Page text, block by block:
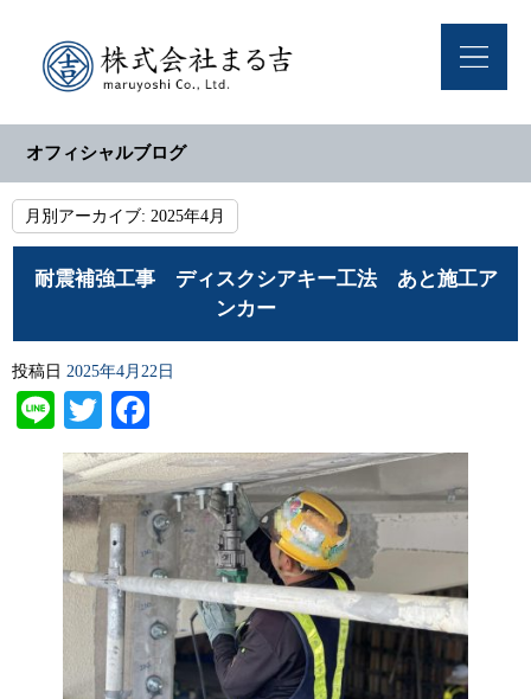
オフィシャルブログ
月別アーカイブ: 2025年4月
耐震補強工事 ディスクシアキー工法 あと施工ア
ンカー
投稿日 2025年4月22日
LineTwitter